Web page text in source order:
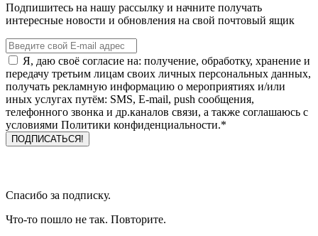
Подпишитесь на нашу рассылку и начните получать
интересные новости и обновления на свой почтовый ящик
Я, даю своё согласие на: получение, обработку, хранение и
передачу третьим лицам своих личных персональных данных,
получать рекламную информацию о мероприятиях и/или
иных услугах путём: SMS, E-mail, push сообщения,
телефонного звонка и др.каналов связи, а также соглашаюсь с
условиями Политики конфиденциальности.*
Спасибо за подписку.
Что-то пошло не так. Повторите.